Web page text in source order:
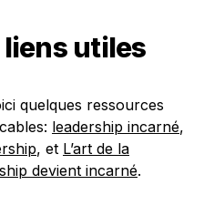
liens utiles
quelques ressources
leadership incarné,
, et L’art de la
devient incarné.